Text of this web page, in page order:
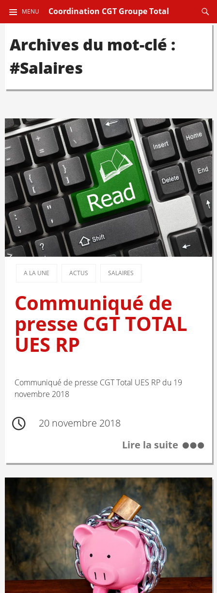
Coordination CGT Groupe Total
MENU
AU
PRINCIPAL
Archives du mot-clé :
#Salaires
A LA UNE ACTUS SALAIRES
Communiqué de
presse CGT TOTAL
UES RP
Communiqué de presse CGT Total UES RP du 19
novembre 2018
20 novembre 2018
Lire la suite